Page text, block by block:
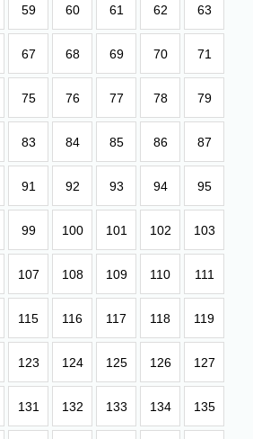
59 60 61 62 63
67 68 69 70 71
75 76 77 78 79
83 84 85 86 87
91 92 93 94 95
99 100 101 102 103
107 108 109 110 111
115 116 117 118 119
123 124 125 126 127
131 132 133 134 135